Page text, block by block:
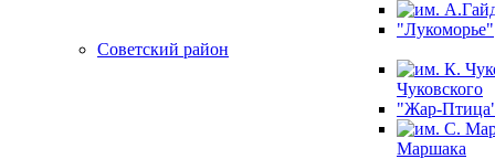
"Лукоморье"
Советский район
Чуковского
"Жар-
Маршака